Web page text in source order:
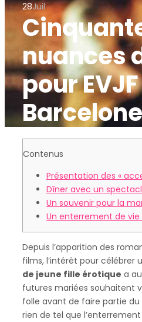
28Juil
nuances
pour
Barcelone
Contenus
Présentation des «
Dîner avec un
Un souvenir pour la
Un enterrement de
Depuis l’apparition des
films, l’intérêt pour célébrer
de jeune fille érotique a
futures mariées souhaitent
folle avant de faire partie
rien de tel que